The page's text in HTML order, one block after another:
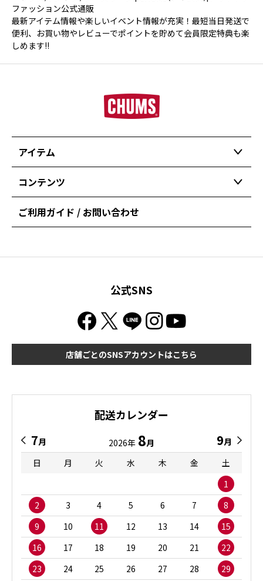
ファッション公式通販
最新アイテム情報や楽しいイベント情報が充実！最短当日発送で
便利、お買い物やレビューでポイントを貯めて会員限定特典も楽
しめます!!
アイテム
コンテンツ
ご利用ガイド / お問い合わせ
公式SNS
店舗ごとのSNSアカウントはこちら
配送カレンダー
7月 2026年 8月 9月
日
月 火 水 木 金
土
1
2
3 4 5 6 7
8
9
10 11 12 13 14
15
16
17 18 19 20 21
22
23
24 25 26 27 28 29